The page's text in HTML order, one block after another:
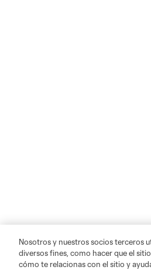
Nosotros y nuestros socios terceros
diversos fines, como hacer que el
cómo te relacionas con el sitio y